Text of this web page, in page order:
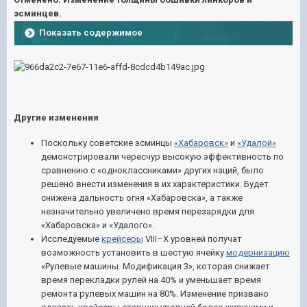
эсминцев.
Показать содержимое
Другие изменения
Поскольку советские эсминцы «Хабаровск» и «Удалой»
демонстрировали чересчур высокую эффективность по
сравнению с «одноклассниками» других наций, было
решено внести изменения в их характеристики. Будет
снижена дальность огня «Хабаровска», а также
незначительно увеличено время перезарядки для
«Хабаровска» и «Удалого».
Исследуемые крейсеры VIII–X уровней получат
возможность установить в шестую ячейку модернизацию
«Рулевые машины. Модификация 3», которая снижает
время перекладки рулей на 40% и уменьшает время
ремонта рулевых машин на 80%. Изменение призвано